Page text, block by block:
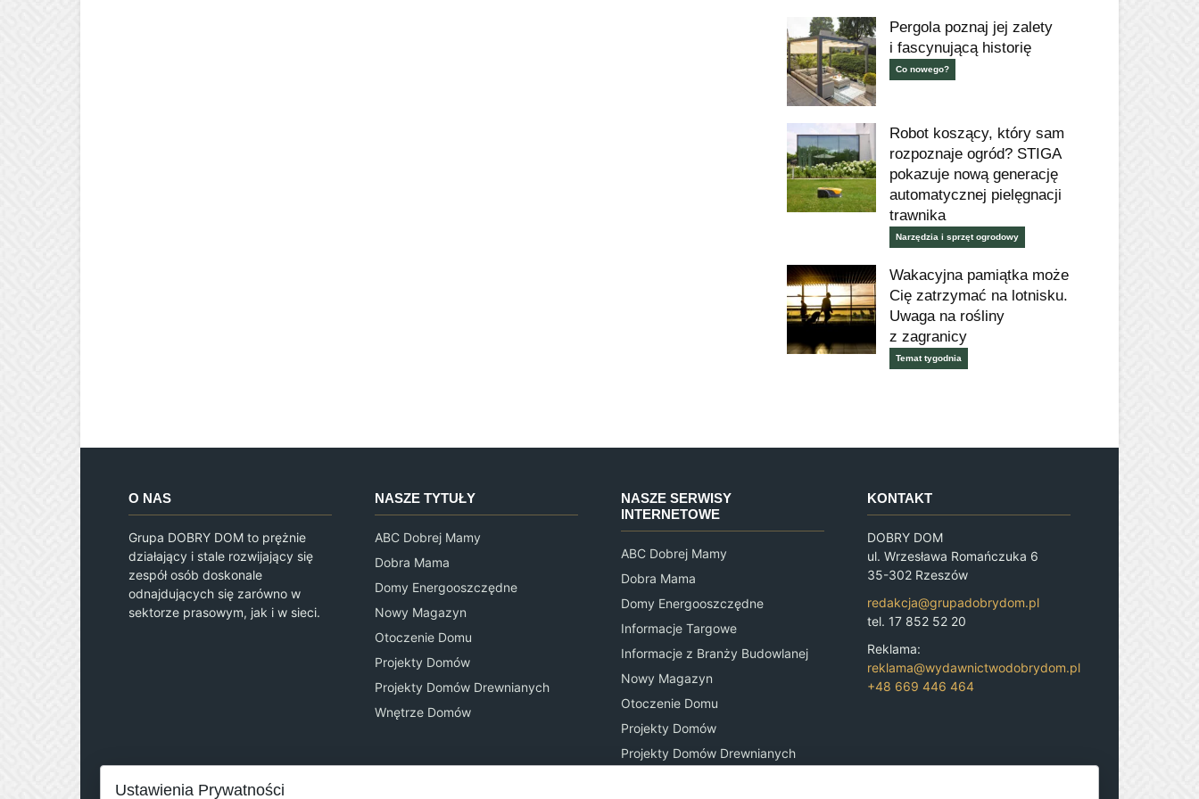
Pergola poznaj jej zalety
i fascynującą historię
Co nowego?
Robot koszący, który sam
rozpoznaje ogród? STIGA
pokazuje nową generację
automatycznej pielęgnacji
trawnika
Narzędzia i sprzęt ogrodowy
Wakacyjna pamiątka może
Cię zatrzymać na lotnisku.
Uwaga na rośliny
z zagranicy
Temat tygodnia
O NAS
Grupa DOBRY DOM to prężnie
działający i stale rozwijający się
zespół osób doskonale
odnajdujących się zarówno w
sektorze prasowym, jak i w sieci.
NASZE TYTUŁY
ABC Dobrej Mamy
Dobra Mama
Domy Energooszczędne
Nowy Magazyn
Otoczenie Domu
Projekty Domów
Projekty Domów Drewnianych
Wnętrze Domów
NASZE SERWISY
INTERNETOWE
ABC Dobrej Mamy
Dobra Mama
Domy Energooszczędne
Informacje Targowe
Informacje z Branży Budowlanej
Nowy Magazyn
Otoczenie Domu
Projekty Domów
Projekty Domów Drewnianych
KONTAKT
DOBRY DOM
ul. Wrzesława Romańczuka 6
35-302 Rzeszów
redakcja@grupadobrydom.pl
tel. 17 852 52 20
Reklama:
reklama@wydawnictwodobrydom.pl
+48 669 446 464
Ustawienia Prywatności